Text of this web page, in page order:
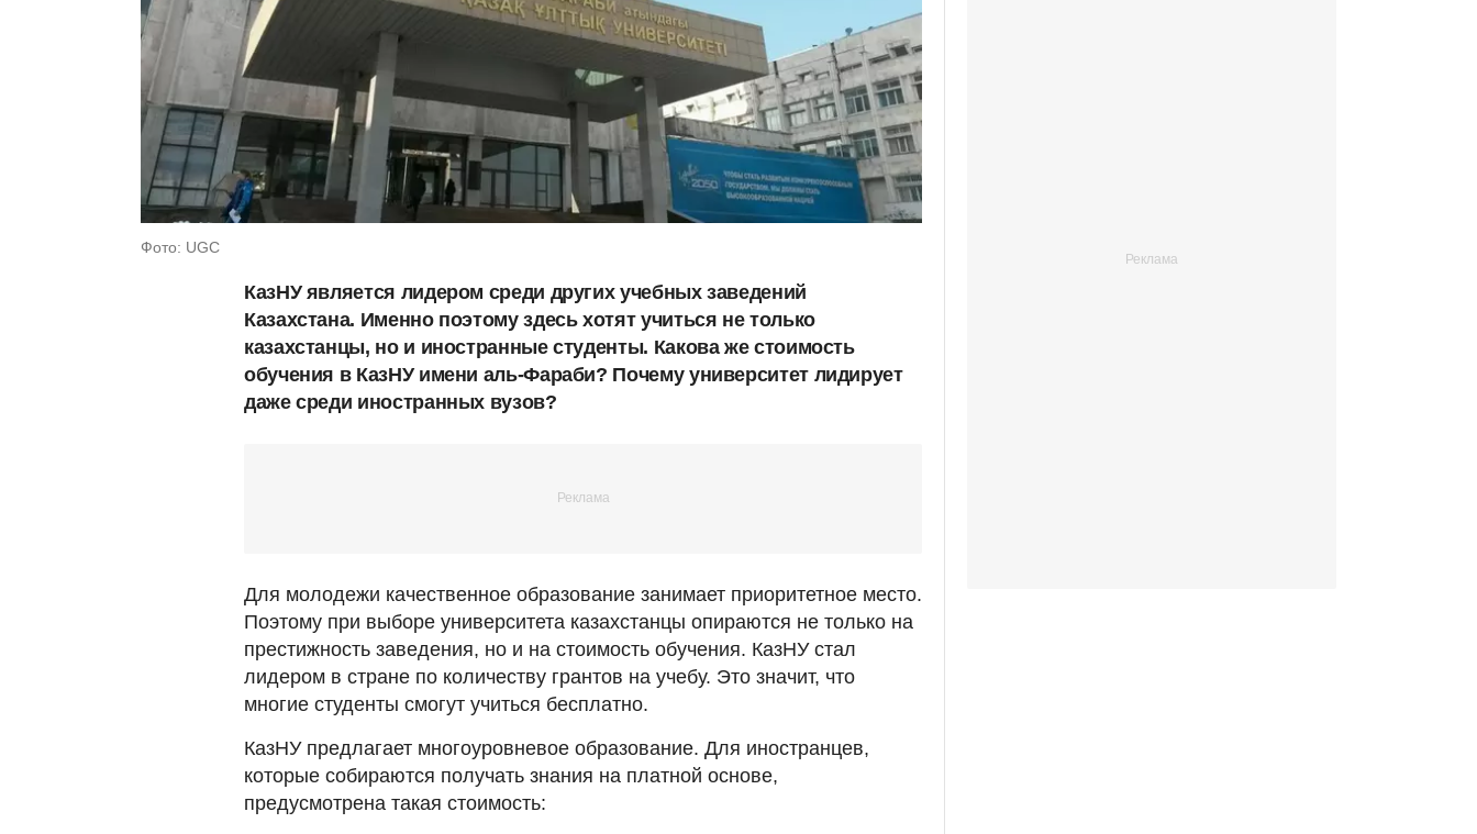
Фото: UGC
КазНУ является лидером среди других учебных заведений
Казахстана. Именно поэтому здесь хотят учиться не только
казахстанцы, но и иностранные студенты. Какова же стоимость
обучения в КазНУ имени аль-Фараби? Почему университет лидирует
даже среди иностранных вузов?
Для молодежи качественное образование занимает приоритетное место.
Поэтому при выборе университета казахстанцы опираются не только на
престижность заведения, но и на стоимость обучения. КазНУ стал
лидером в стране по количеству грантов на учебу. Это значит, что
многие студенты смогут учиться бесплатно.
КазНУ предлагает многоуровневое образование. Для иностранцев,
которые собираются получать знания на платной основе,
предусмотрена такая стоимость: